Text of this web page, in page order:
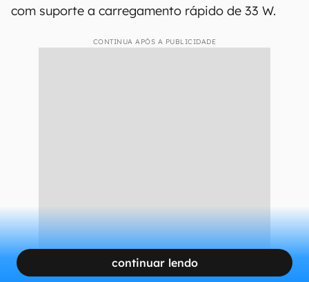
com suporte a carregamento rápido de 33 W.
CONTINUA APÓS A PUBLICIDADE
continuar lendo